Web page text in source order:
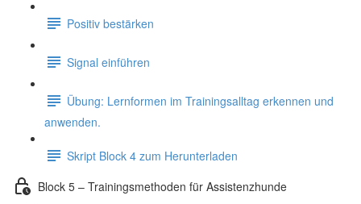
Positiv bestärken
Signal einführen
Übung: Lernformen im Trainingsalltag erkennen und
anwenden.
Skript Block 4 zum Herunterladen
Block 5 – Trainingsmethoden für Assistenzhunde